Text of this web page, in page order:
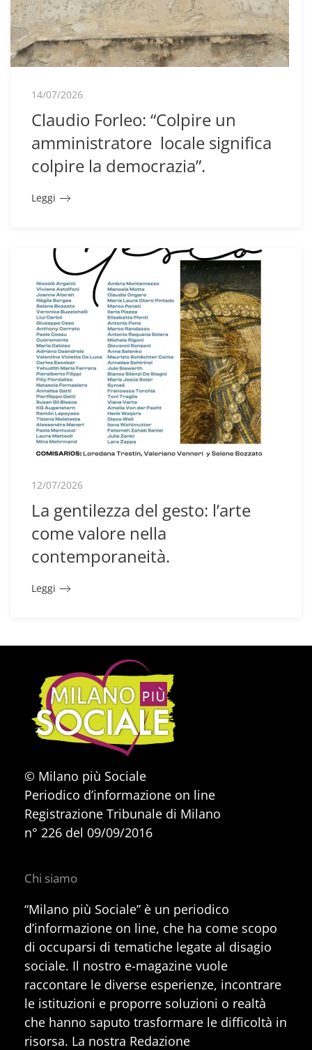
14/07/2026
Claudio Forleo: “Colpire un
amministratore locale significa
colpire la democrazia”.
Leggi
12/07/2026
La gentilezza del gesto: l’arte
come valore nella
contemporaneità.
Leggi
© Milano più Sociale
Periodico d’informazione on line
Registrazione Tribunale di Milano
n° 226 del 09/09/2016
Chi siamo
“Milano più Sociale” è un periodico
d’informazione on line, che ha come scopo
di occuparsi di tematiche legate al disagio
sociale. Il nostro e-magazine vuole
raccontare le diverse esperienze, incontrare
le istituzioni e proporre soluzioni o realtà
che hanno saputo trasformare le difficoltà in
risorsa. La nostra Redazione